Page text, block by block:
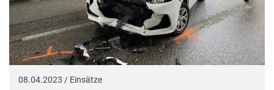
08.04.2023 / Einsätze